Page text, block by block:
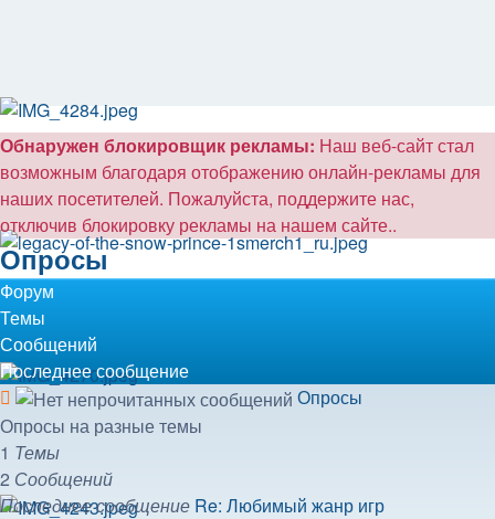
Обнаружен блокировщик рекламы: Наш веб-сайт стал
возможным благодаря отображению онлайн-рекламы для
наших посетителей. Пожалуйста, поддержите нас,
отключив блокировку рекламы на нашем сайте..
Опросы
Форум
Темы
Сообщений
Последнее сообщение
Канал
-
Опросы
Опросы
Опросы на разные темы
1 Темы
2 Сообщений
Последнее сообщение Re: Любимый жанр игр